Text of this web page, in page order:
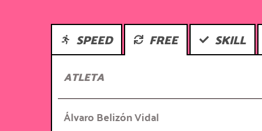
SPEED FREE SKILL
ATLETA
Álvaro Belizón Vidal